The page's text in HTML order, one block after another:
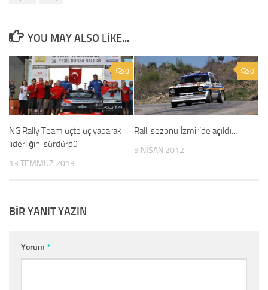
YOU MAY ALSO LIKE...
0
NG Rally Team üçte üç yaparak
liderliğini sürdürdü
13 TEMMUZ 2013
0
Ralli sezonu İzmir’de açıldı…
9 NISAN 2012
BIR YANIT YAZIN
Yorum *